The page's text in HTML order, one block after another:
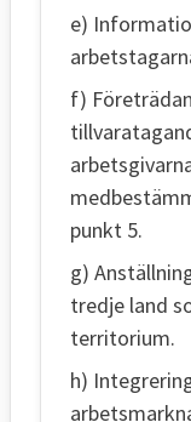
e)
f)
punkt 5.
g)
tredje land
territorium.
h)